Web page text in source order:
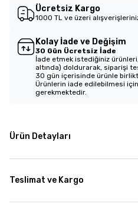
Ücretsiz Kargo
1000 TL ve üzeri
Kolay İade ve Değişim
30 Gün Ücretsiz İade
İade etmek istediğiniz
altında) doldurarak, siparişi
30 gün içerisinde ürünle
Ürünlerin iade edilebilmesi
gerekmektedir.
Ürün Detayları
Teslimat ve Kargo